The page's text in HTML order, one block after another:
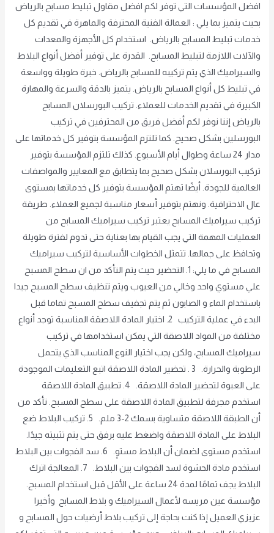
افضل المؤسسات التي توفر لكم افضل مقاول تبليط مسابح بالرياض
بحيث يتميز بما يلي : العمالة الفنية المحترفة والماهرة في تقديم كل
خدمات تبليط المسابح بالرياض. استخدام كل الأجهزة والمعدات
والآلات اللازمة لتبليط المسابح. القدرة على توفير أفضل أنواع البلاط
والسيراميك الذي يتم تركيبه للمسابح بالرياض. خبرة طويلة وواسعة
في تبليط كل أنواع المسابح بالرياض. يتميز بالدقة والسرعة والمهارة
الكبيرة في تقديم الخدمات للعملاء. تركيب البورسلان المسابح
بالرياض إننا نوفر لكم أفضل فريق من المحترفين في تركيب
البورسلين بشكل صحيح. كما تلتزم المؤسسة بتوفير كل خدماتها على
مدار 24 ساعة وطوال أيام الأسبوع. كذلك تلتزم المؤسسة بتوفير
تركيب البورسلان بشكل صحيح بما يتطابق مع المعايير والمواصفات
العالمية للجودة. أيضًا تهتم المؤسسة بتوفير كل خدماتها بمستوى
عال الاحترافية. ونهتم بتوفير أسعار مناسبة لجميع العملاء. طريقة
تركيب سيراميك المسابح يعتبر تركيب سيراميك المسابح من
العمليات المهمة التي يجب القيام بها بعناية حتى تدوم لفترة طويلة
وتحافظ على جمالها. تتمثل الخطوات الأساسية لتركيب سيراميك
المسابح في ما يلي: 1. التحضير حيث يتم التأكد من ان سطح المسبح
علي مستوي واحد وخالي من العيوب ويتم تنظيف سطح المسبح جيدا
باستخدام الماء و الصابون ثم يتم تجفيف سطح المسبح تماما قبل
البدء في عملية التركيب 2. اختيار المادة اللاصقة المناسبة توجد أنواع
مختلفة من المواد اللاصقة التي يمكن استخدامها في تركيب
سيراميك المسابح، ولكن يجب اختيار النوع المناسب الذي يتحمل
الرطوبة والحرارة. 3 . تحضير المادة اللاصقة اتبع التعليمات الموجودة
على العبوة لتحضير المادة اللاصقة. 4. تطبيق المادة اللاصقة
استخدم مجرفة لتطبيق المادة اللاصقة على سطح المسبح. تأكد من
أن الطبقة اللاصقة متساوية بسمك 2-3 ملم. 5. تركيب البلاط ضع
البلاط على المادة اللاصقة واضغط عليه برفق حتى يتم تثبيته جيدًا.
استخدم مستوى لضمان أن البلاط مستوٍ. 6. سد الفجوات بين البلاط
استخدم مادة الحشوة لسد الفجوات بين البلاط. 7. المعالجة اترك
البلاط يجف تمامًا لمدة 24 ساعة على الأقل قبل استخدام المسبح.
مؤسسة عين مريسه لأعمال السيراميك و بلاط المسابح وأخيرا
عزيزي العميل إذا كنت بحاجة إلى تركيب بلاط أرضيات حول المسابح و